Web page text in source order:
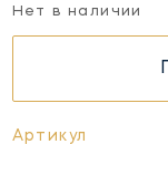
Нет в наличии
Артикул